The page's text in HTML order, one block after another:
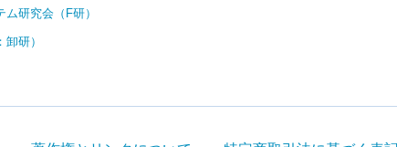
研究会（F研）
研）